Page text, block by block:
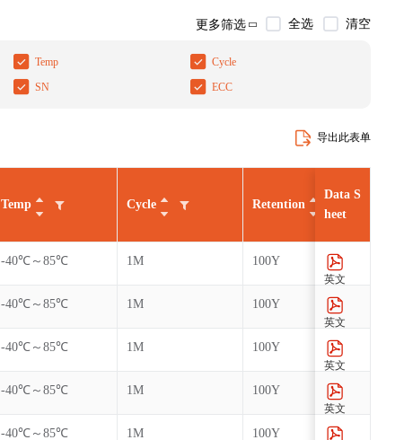
更多筛选 全选 清空
Temp Cycle
SN ECC
导出此表单
Temp Cycle Retention
-40℃～85℃ 1M 100Y
-40℃～85℃ 1M 100Y
-40℃～85℃ 1M 100Y
-40℃～85℃ 1M 100Y
-40℃～85℃ 1M 100Y
Data S
heet
英文
英文
英文
英文